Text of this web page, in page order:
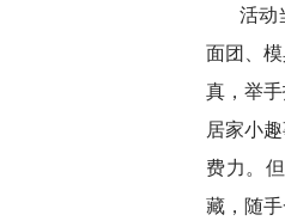
活动
面团、
真，举
居家小
费力。
藏，随